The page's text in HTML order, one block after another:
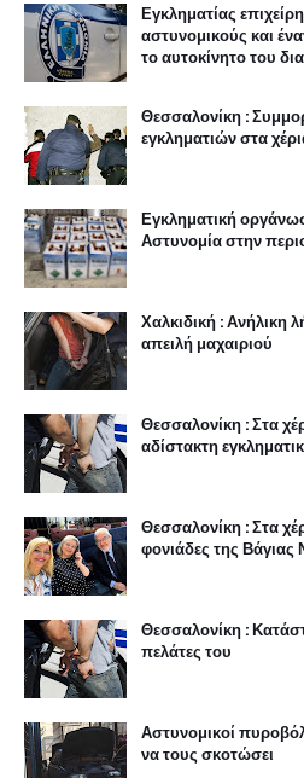
Εγκληματίας
αστυνομικούς και
το αυτοκίνητο του
Θεσσαλονίκη :
εγκληματιών στα
Εγκληματική
Αστυνομία στην
Χαλκιδική : Ανήλικη
απειλή μαχαιριού
Θεσσαλονίκη : Στα
αδίστακτη
Θεσσαλονίκη : Στα
φονιάδες της Βάγιας
Θεσσαλονίκη :
πελάτες του
Αστυνομικοί
να τους σκοτώσει